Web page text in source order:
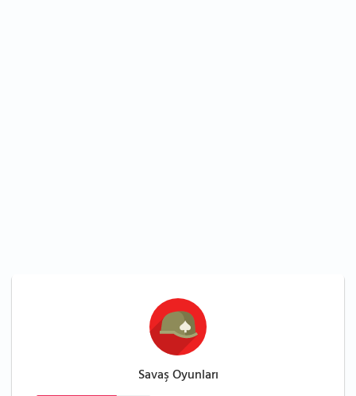
Savaş Oyunları